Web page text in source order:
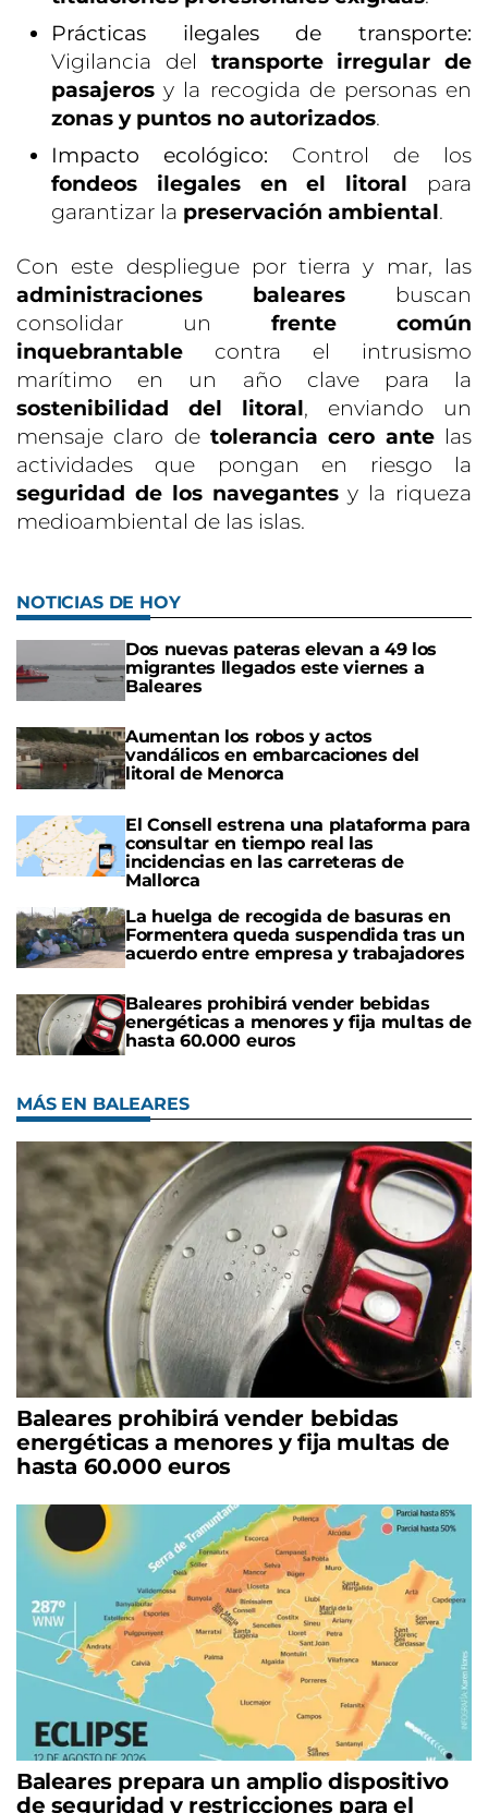
Prácticas ilegales de transporte:
Vigilancia del transporte irregular de
pasajeros y la recogida de personas en
zonas y puntos no autorizados.
Impacto ecológico: Control de los
fondeos ilegales en el litoral para
garantizar la preservación ambiental.
Con este despliegue por tierra y mar, las
administraciones baleares buscan
consolidar un frente común
inquebrantable contra el intrusismo
marítimo en un año clave para la
sostenibilidad del litoral, enviando un
mensaje claro de tolerancia cero antelas
actividades que pongan en riesgo la
seguridad de los navegantesy la riqueza
medioambiental de las islas.
NOTICIAS DE HOY
Dos nuevas pateras elevan a 49 los
migrantes llegados este viernes a
Baleares
Aumentan los robos y actos
vandálicos en embarcaciones del
litoral de Menorca
El Consell estrena una plataforma para
consultar en tiempo real las
incidencias en las carreteras de
Mallorca
La huelga de recogida de basuras en
Formentera queda suspendida tras un
acuerdo entre empresa y trabajadores
Baleares prohibirá vender bebidas
energéticas a menores y fija multas de
hasta 60.000 euros
MÁS EN BALEARES
Baleares prohibirá vender bebidas
energéticas a menores y fija multas de
hasta 60.000 euros
Baleares prepara un amplio dispositivo
de seguridad y restricciones para el